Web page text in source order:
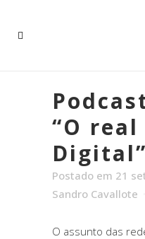
“O real
Digital”
Postado em 21
Sandro Cavallote
O assunto das